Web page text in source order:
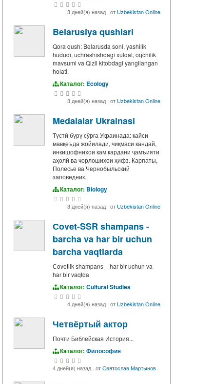
3 дней(я) назад· от Uzbekistan Online
Belarusiya qushlari
Qora qush: Belarusda soni, yashilik
hududi, uchrashishdagi xulqat, oqchilik
mavsumi va Qizil kitobdagi yangilangan
holati.
Каталог: Ecology
3 дней(я) назад· от Uzbekistan Online
Medalalar Ukrainasi
Түстӣ бүрү сӯрға Украинада: кайси
мавқеъда жойилади, чиқмаси кандай,
инкишофниҳои кам кардани ҷамъияти
аҳолӣ ва чорлошиҳои ҳифз. Карпаты,
Полесье ва Чернобыльский
заповедник.
Каталог: Biology
3 дней(я) назад· от Uzbekistan Online
Сovet-SSR shampans -
barcha va har bir uchun
barcha vaqtlarda
Сovetlik shampans – har bir uchun va
har bir vaqtda
Каталог: Cultural Studies
4 дней(я) назад· от Uzbekistan Online
Четвёртый актор
Почти Библейская История...
Каталог: Философия
4 дней(я) назад· отСвятослав Мартынов